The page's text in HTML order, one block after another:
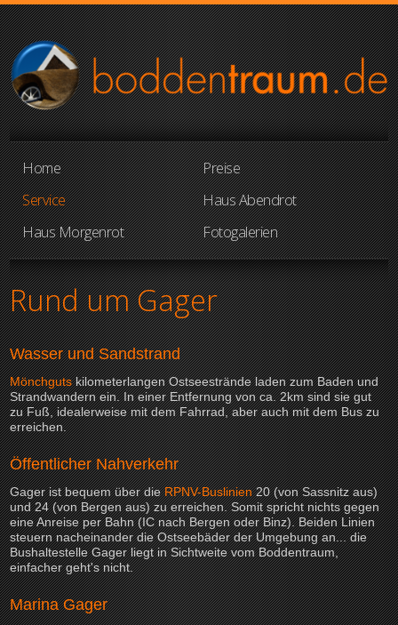
Home
Preise
Service
Haus Abendrot
Haus Morgenrot
Fotogalerien
Rund um Gager
Wasser und Sandstrand
Mönchgutskilometerlangen Ostseestrände laden zum Baden und
Strandwandern ein. In einer Entfernung von ca. 2km sind sie gut
zu Fuß, idealerweise mit dem Fahrrad, aber auch mit dem Bus zu
erreichen.
Öffentlicher Nahverkehr
Gager ist bequem über dieRPNV-Buslinien20 (von Sassnitz aus)
und 24 (von Bergen aus) zu erreichen. Somit spricht nichts gegen
eine Anreise per Bahn (IC nach Bergen oder Binz). Beiden Linien
steuern nacheinander die Ostseebäder der Umgebung an... die
Bushaltestelle Gager liegt in Sichtweite vom Boddentraum,
einfacher geht's nicht.
Marina Gager